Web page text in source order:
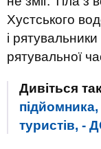
Хустського
і
рятувальної
Дивіться
туристів,